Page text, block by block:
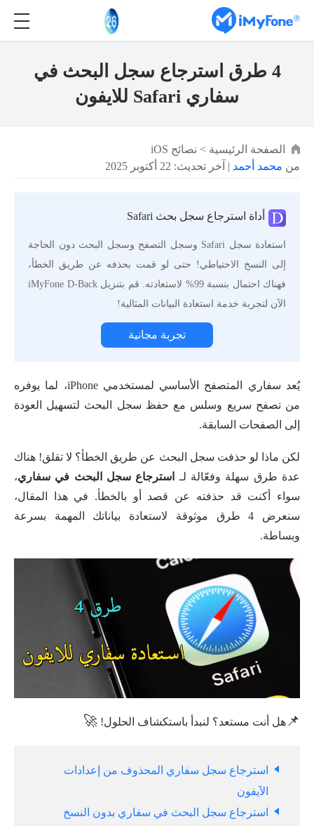
4 طرق استرجاع سجل البحث في
سفاري Safari للايفون
الصفحة الرئيسية > نصائح iOS
من محمد أحمد | آخر تحديث: 22 أكتوبر 2025
أداة استرجاع سجل بحث Safari
استعادة سجل Safari وسجل التصفح وسجل البحث دون الحاجة
إلى النسخ الاحتياطي! حتى لو قمت بحذفه عن طريق الخطأ،
فهناك احتمال بنسبة 99% لاستعادته. قم بتنزيل iMyFone D-Back
الآن لتجربة خدمة استعادة البيانات المثالية!
تجربة مجانية
يُعد سفاري المتصفح الأساسي لمستخدمي iPhone، لما يوفره
من تصفح سريع وسلس مع حفظ سجل البحث لتسهيل العودة
إلى الصفحات السابقة.
لكن ماذا لو حذفت سجل البحث عن طريق الخطأ؟ لا تقلق! هناك
عدة طرق سهلة وفعّالة لـ
استرجاع سجل البحث في سفاري،
سواء أكنت قد حذفته عن قصد أو بالخطأ. في هذا المقال،
سنعرض 4 طرق موثوقة لاستعادة بياناتك المهمة بسرعة
وبساطة.
📌 هل أنت مستعد؟ لنبدأ باستكشاف الحلول! 🚀
استرجاع سجل سفاري المحذوف من إعدادات
الآيفون
استرجاع سجل البحث في سفاري بدون النسخ